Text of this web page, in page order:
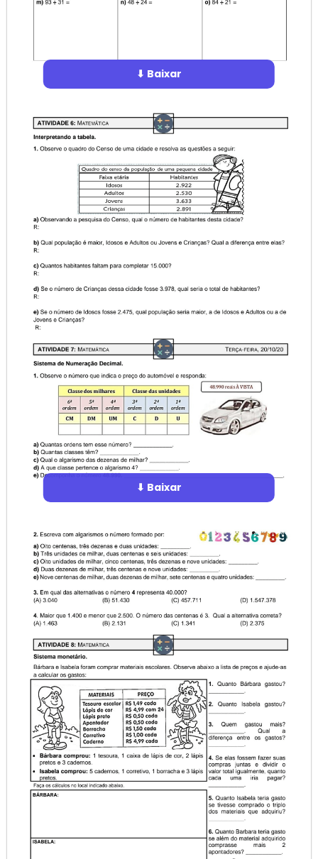
⬇ Baixar
⬇ Baixar